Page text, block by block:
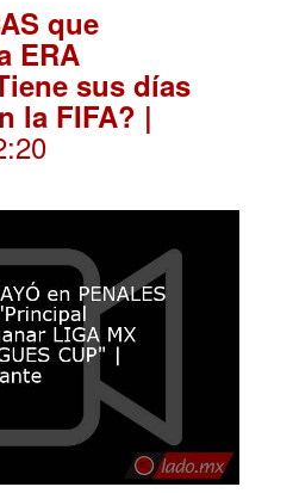
que
ERA
sus días
la FIFA? |